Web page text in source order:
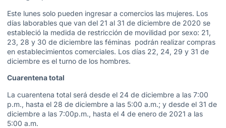
Este lunes solo pueden ingresar a comercios las mujeres. Los
días laborables que van del 21 al 31 de diciembre de 2020 se
estableció la medida de restricción de movilidad por sexo: 21,
23, 28 y 30 de diciembre las féminas podrán realizar compras
en establecimientos comerciales. Los días 22, 24, 29 y 31 de
diciembre es el turno de los hombres.
Cuarentena total
La cuarentena total será desde el 24 de diciembre a las 7:00
p.m., hasta el 28 de diciembre a las 5:00 a.m.; y desde el 31 de
diciembre a las 7:00p.m., hasta el 4 de enero de 2021 a las
5:00 a.m.